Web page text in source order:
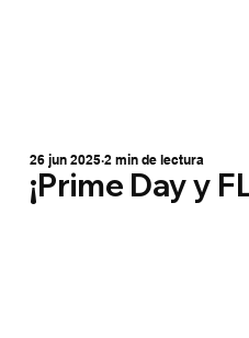
¡Prime Day y
26 jun 2025 2 min de lectura